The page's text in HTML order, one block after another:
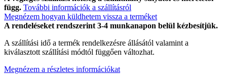
függ. További információk a szállításról
Megnézem hogyan küldhetem vissza a terméket
A rendeléseket rendszerint 3-4 munkanapon belül kézbesítjük.
A szállítási idő a termék rendelkezésre állásától valamint a
kiválasztott szállítási módtól függően változhat.
Megnézem a részletes információkat